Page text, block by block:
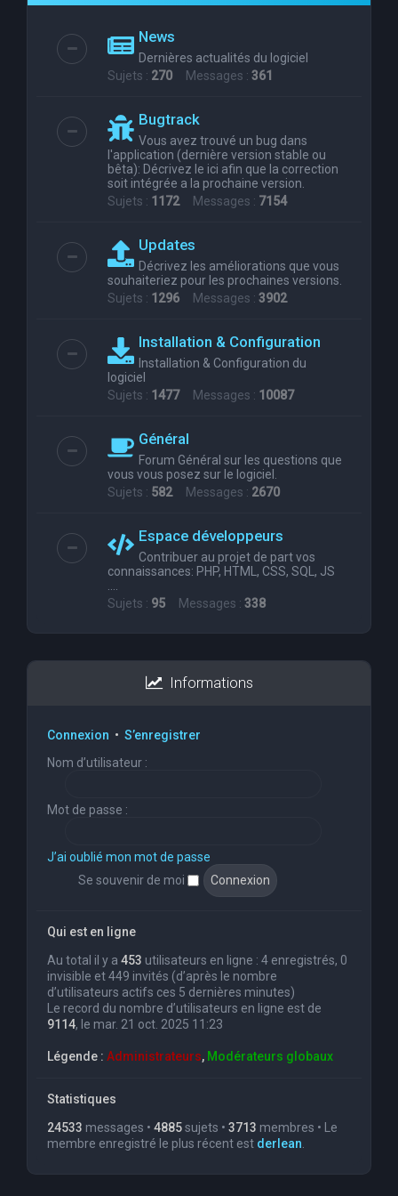
News
Dernières actualités du logiciel
Sujets : 270 Messages : 361
Bugtrack
Vous avez trouvé un bug dans
l'application (dernière version stable ou
bêta): Décrivez le ici afin que la correction
soit intégrée a la prochaine version.
Sujets : 1172Messages : 7154
Updates
Décrivez les améliorations que vous
souhaiteriez pour les prochaines versions.
Sujets : 1296 Messages : 3902
Installation & Configuration
Installation & Configuration du
logiciel
Sujets : 1477Messages : 10087
Général
Forum Général sur les questions que
vous vous posez sur le logiciel.
Sujets : 582Messages : 2670
Espace développeurs
Contribuer au projet de part vos
connaissances: PHP, HTML, CSS, SQL, JS
....
Sujets : 95 Messages : 338
Informations
Connexion • S’enregistrer
Nom d’utilisateur :
Mot de passe :
J’ai oublié mon mot de passe
Se souvenir de moi
Qui est en ligne
Au total il y a 453 utilisateurs en ligne : 4 enregistrés, 0
invisible et 449 invités (d’après le nombre
d’utilisateurs actifs ces 5 dernières minutes)
Le record du nombre d’utilisateurs en ligne est de
9114, le mar. 21 oct. 2025 11:23
Légende : Administrateurs, Modérateurs globaux
Statistiques
24533 messages • 4885sujets • 3713 membres • Le
membre enregistré le plus récent est derlean.